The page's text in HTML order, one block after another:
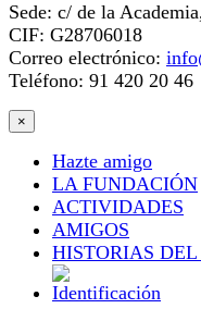
Sede: c/ de la
CIF: G28706018
Correo electrónico:
Teléfono: 91 420 20 46
×
Hazte amigo
LA FUNDACIÓN
ACTIVIDADES
AMIGOS
HISTORIAS DEL